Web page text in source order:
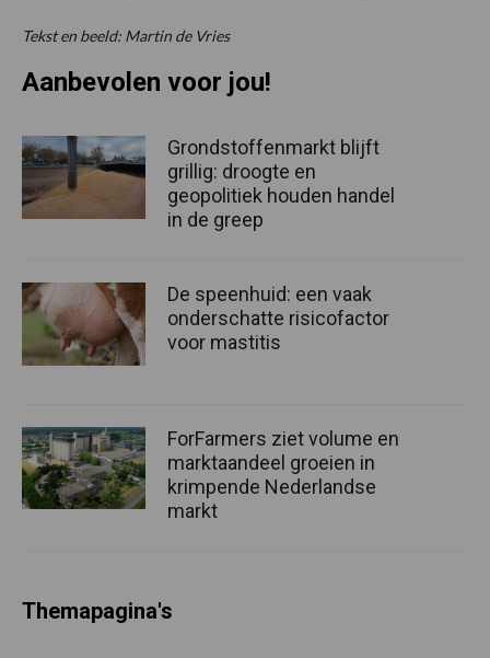
Tekst en beeld: Martin de Vries
Aanbevolen voor jou!
Grondstoffenmarkt blijft
grillig: droogte en
geopolitiek houden handel
in de greep
De speenhuid: een vaak
onderschatte risicofactor
voor mastitis
ForFarmers ziet volume en
marktaandeel groeien in
krimpende Nederlandse
markt
Themapagina's